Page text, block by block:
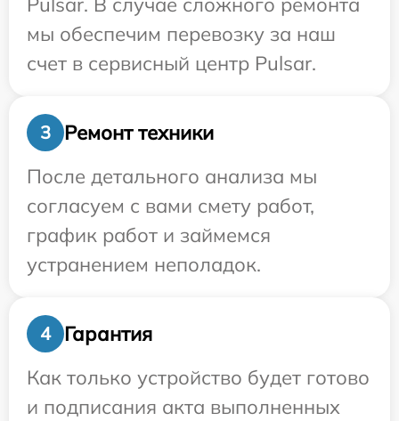
мы обеспечим перевозку за наш
счет в сервисный центр Pulsar.
3
Ремонт техники
После детального анализа мы
согласуем с вами смету работ,
график работ и займемся
устранением неполадок.
4
Гарантия
Как только устройство будет готово
и подписания акта выполненных